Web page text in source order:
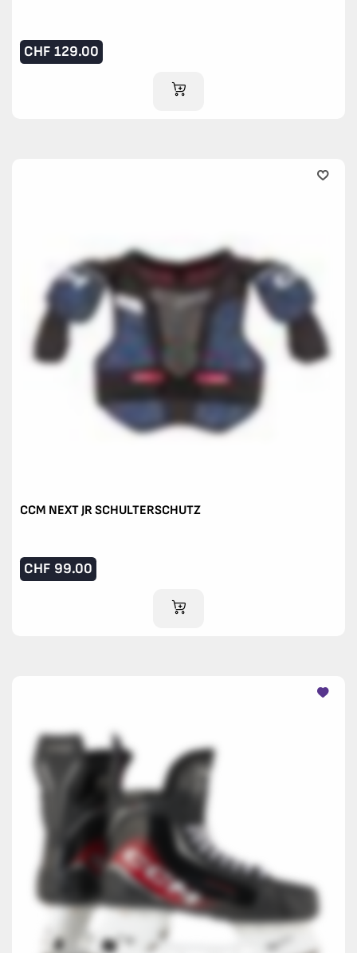
CHF 129.00
IM WARENKORB
CCM NEXT JR SCHULTERSCHUTZ
CHF 99.00
IM WARENKORB